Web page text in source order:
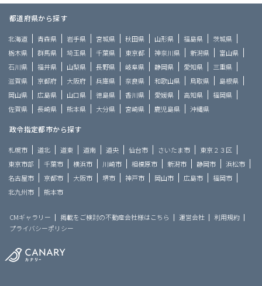
都道府県から探す
北海道 青森県 岩手県 宮城県 秋田県 山形県 福島県
茨城県
栃木県
群馬県 埼玉県 千葉県 東京都 神奈川県 新潟県
富山県
石川県
福井県 山梨県 長野県 岐阜県 静岡県 愛知県
三重県
滋賀県
京都府 大阪府 兵庫県 奈良県 和歌山県 鳥取県
島根県
岡山県
広島県 山口県 徳島県 香川県 愛媛県 高知県
福岡県
佐賀県
長崎県 熊本県 大分県 宮崎県 鹿児島県 沖縄県
政令指定都市から探す
札幌市 道北 道東 道南 道央 仙台市 さいたま市
東京２３区
東京市部
千葉市 横浜市 川崎市 相模原市 新潟市 静岡市
浜松市
名古屋市
京都市 大阪市 堺市 神戸市 岡山市 広島市
福岡市
北九州市
熊本市
CMギャラリー 掲載をご検討の不動産会社様はこちら 運営会社
利用規約
プライバシーポリシー